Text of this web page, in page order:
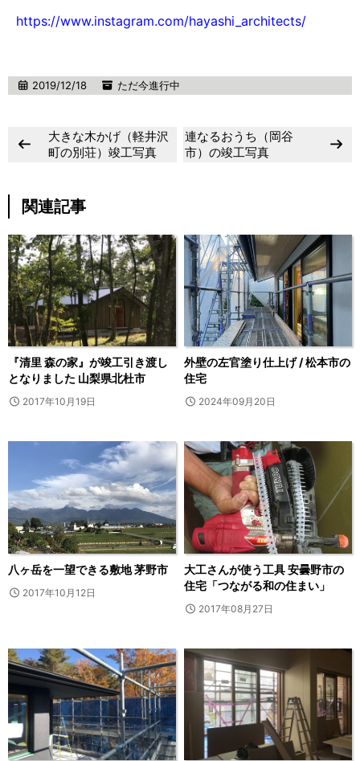
https://www.instagram.com/hayashi_architects/
2019/12/18 ただ今進行中
大きな木かげ（軽井沢
町の別荘）竣工写真
連なるおうち（岡谷
市）の竣工写真
関連記事
『清里 森の家』が竣工引き渡し
となりました 山梨県北杜市
2017年10月19日
外壁の左官塗り仕上げ / 松本市の
住宅
2024年09月20日
八ヶ岳を一望できる敷地 茅野市
2017年10月12日
大工さんが使う工具 安曇野市の
住宅「つながる和の住まい」
2017年08月27日